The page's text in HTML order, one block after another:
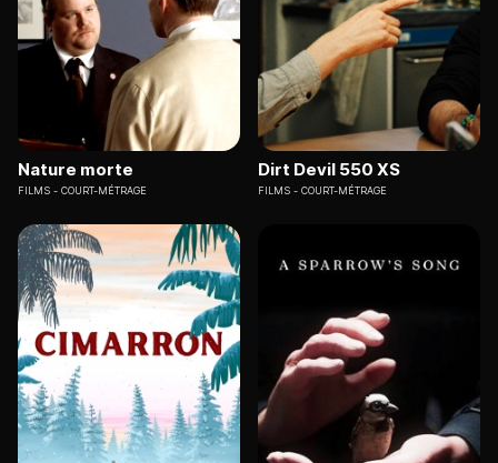
Nature morte
FILMS COURT-MÉTRAGE
Dirt Devil 550 XS
FILMS COURT-MÉTRAGE